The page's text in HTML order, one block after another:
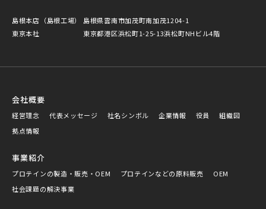
島根本店（島根工場）
島根県雲南市加茂町南加茂1204-1
東京本社
東京都港区浜松町1-25-13浜松町NHビル4階
会社概要
経営理念 代表メッセージ 社名シンボル 企業情報 役員
組織図
拠点情報
事業紹介
プロテインの製造・販売・OEM プロテインなどの原料販売
OEM
社会課題の解決事業